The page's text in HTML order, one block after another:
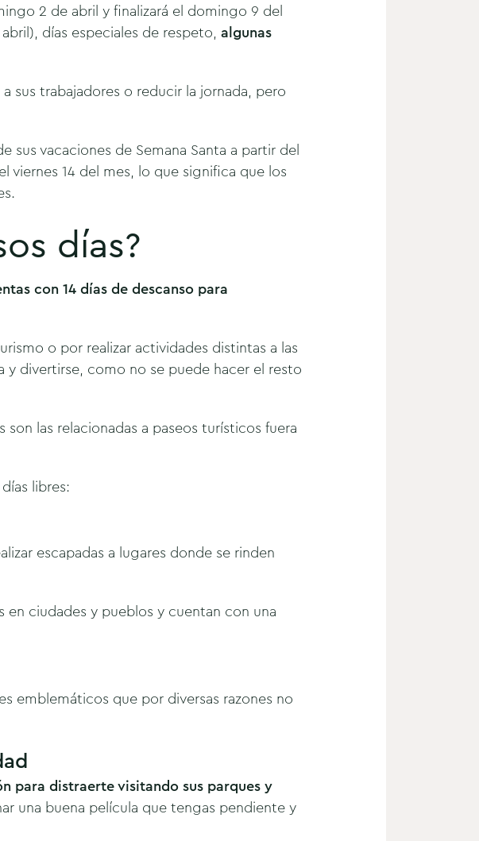
2 de abril y finalizará el domingo 9 del
días especiales de respeto, algunas
sus trabajadores o reducir la jornada, pero
sus vacaciones de Semana Santa a partir del
viernes 14 del mes, lo que significa que los
días?
con 14 días de descanso para
o por realizar actividades distintas a las
y divertirse, como no se puede hacer el resto
las relacionadas a paseos turísticos fuera
libres:
escapadas a lugares donde se rinden
en ciudades y pueblos y cuentan con una
emblemáticos que por diversas razones no
para distraerte visitando sus parques y
una buena película que tengas pendiente y